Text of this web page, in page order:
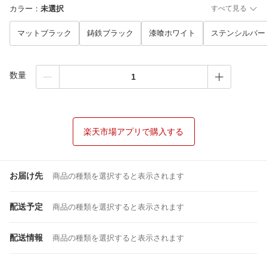
カラー ： 未選択 すべて見る
マットブラック 鋳鉄ブラック 漆喰ホワイト ステンシルバー
数量
楽天市場アプリで購入する
お届け先 商品の種類を選択すると表示されます
配送予定 商品の種類を選択すると表示されます
配送情報 商品の種類を選択すると表示されます